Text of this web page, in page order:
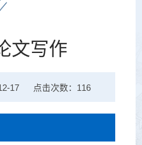
文写作
17 点击次数： 116